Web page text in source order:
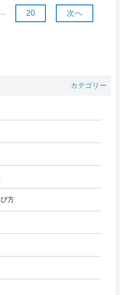
ーに資金調達ができるビジネスロ
スも多く、緊急時の資金確保手段
では、法人向けビジネスロー...
20 次へ
カテゴリー
方